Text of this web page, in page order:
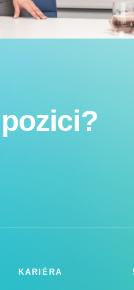
KARIÉRA